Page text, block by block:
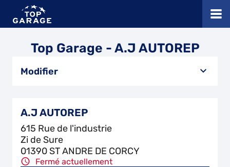
Top Garage - A.J AUTOREP
Modifier
A.J AUTOREP
615 Rue de l'industrie
Zi de Sure
01390 ST ANDRE DE CORCY
Fermé actuellement